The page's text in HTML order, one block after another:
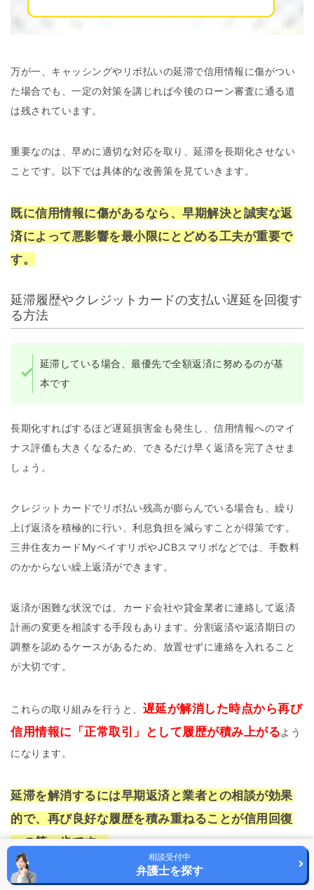
万が一、キャッシングやリボ払いの延滞で信用情報に傷がつい
た場合でも、一定の対策を講じれば今後のローン審査に通る道
は残されています。
重要なのは、早めに適切な対応を取り、延滞を長期化させない
ことです。以下では具体的な改善策を見ていきます。
既に信用情報に傷があるなら、早期解決と誠実な返
済によって悪影響を最小限にとどめる工夫が重要で
す。
延滞履歴やクレジットカードの支払い遅延を回復す
る方法
延滞している場合、最優先で全額返済に努めるのが基
本です
長期化すればするほど遅延損害金も発生し、信用情報へのマイ
ナス評価も大きくなるため、できるだけ早く返済を完了させま
しょう。
クレジットカードでリボ払い残高が膨らんでいる場合も、繰り
上げ返済を積極的に行い、利息負担を減らすことが得策です。
三井住友カードMyペイすリボやJCBスマリボなどでは、手数料
のかからない繰上返済ができます。
返済が困難な状況では、カード会社や貸金業者に連絡して返済
計画の変更を相談する手段もあります。分割返済や返済期日の
調整を認めるケースがあるため、放置せずに連絡を入れること
が大切です。
これらの取り組みを行うと、 遅延が解消した時点から再び
信用情報に「正常取引」として履歴が積み上がるよう
になります。
延滞を解消するには早期返済と業者との相談が効果
的で、再び良好な履歴を積み重ねることが信用回復
への第一歩です。
信用情報を回復するための具体的な手順と時間軸
相談受付中
弁護士を探す